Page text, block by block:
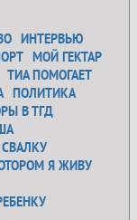
ИНТЕРВЬЮ
МОЙ ГЕКТАР
ТИА ПОМОГАЕТ
ПОЛИТИКА
В ТГД
Я ЖИВУ